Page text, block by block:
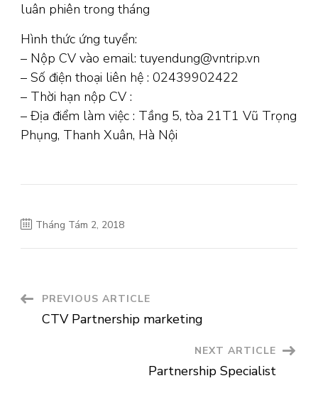
luân phiên trong tháng
Hình thức ứng tuyển:
– Nộp CV vào email: tuyendung@vntrip.vn
– Số điện thoại liên hệ : 02439902422
– Thời hạn nộp CV :
– Địa điểm làm việc : Tầng 5, tòa 21T1 Vũ Trọng
Phụng, Thanh Xuân, Hà Nội
Tháng Tám 2, 2018
Post
Navigation
PREVIOUS ARTICLE
CTV Partnership marketing
NEXT ARTICLE
Partnership Specialist